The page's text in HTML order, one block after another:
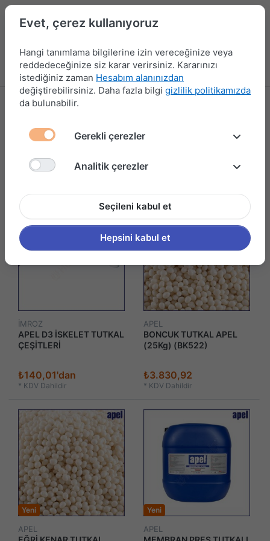
Menü Kampanyalar Yeni Ürünler Giriş yap
APEL
5 ürün gösteriliyor
Filtrele ve Sırala
İMROZ
APEL D3 İSKELET TUTKAL
ÇEŞİTLERİ
₺140,01'dan
* KDV Dahildir
APEL
BONCUK TUTKAL APEL
(25Kg) (BK522)
₺3.830,92
* KDV Dahildir
Yeni
APEL
Yeni
APEL
Evet, çerez kullanıyoruz
Hangi tanımlama bilgilerine izin vereceğinize veya
reddedeceğinize siz karar verirsiniz. Kararınızı
istediğiniz zaman Hesabım alanınızdan
değiştirebilirsiniz. Daha fazla bilgi gizlilik politikamızda
da bulunabilir.
Gerekli çerezler
Analitik çerezler
Seçileni kabul et
Hepsini kabul et